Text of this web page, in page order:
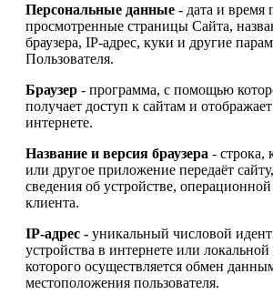
Персональные данные - дата и время
просмотренные страницы Сайта,
браузера, IP-адрес, куки и другие
Пользователя.
Браузер - программа, с помощью
получает доступ к сайтам и
интернете.
Название и версия браузера - строка,
или другое приложение передаёт
сведения об устройстве,
клиента.
IP-адрес - уникальный числовой
устройства в интернете или
которого осуществляется обмен
местоположения пользователя.